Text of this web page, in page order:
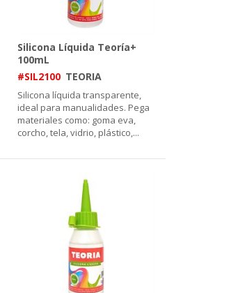
Silicona Líquida Teoría+
100mL
#SIL2100 TEORIA
Silicona líquida transparente,
ideal para manualidades. Pega
materiales como: goma eva,
corcho, tela, vidrio, plástico,...